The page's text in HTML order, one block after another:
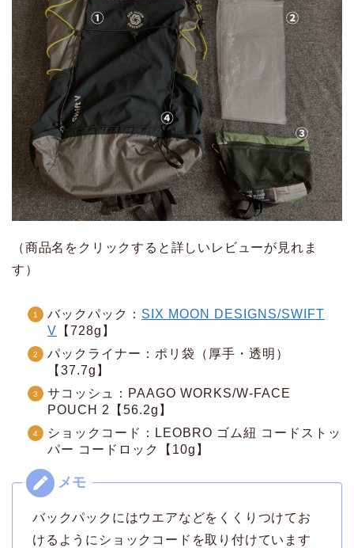
（商品名をクリックすると詳しいレビューが見れま
す）
バックパック： SIX MOON DESIGNS/SWIFT
V
【728g】
パックライナー：ポリ袋（厚手・透明）
【37.7g】
サコッシュ：PAAGO WORKS/W-FACE
POUCH 2【56.2g】
ショックコード：LEOBRO ゴム紐 コードストッ
パー コードロック【10g】
バックパックにはウエアなどをくくりつけてお
けるようにショックコードを取り付けています